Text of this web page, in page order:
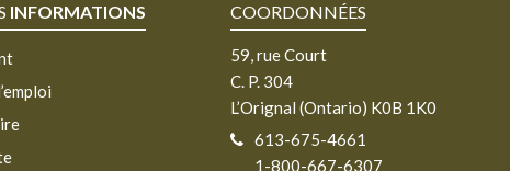
INFORMATIONS COORDONNÉES
59, rue Court
C. P. 304
L’Orignal (Ontario) K0B 1K0
613-675-4661
1-800-667-6307